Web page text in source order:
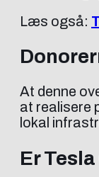
Læs også:
At denne
at realisere
lokal
Er